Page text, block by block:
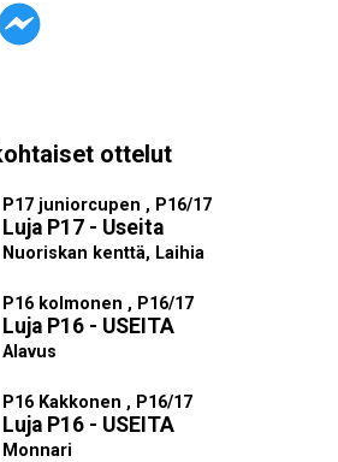
ottelut
P17 juniorcupen , P16/17
Luja P17 - Useita
Nuoriskan kenttä, Laihia
P16 kolmonen , P16/17
Luja P16 - USEITA
Alavus
P16 Kakkonen , P16/17
Luja P16 - USEITA
Monnari